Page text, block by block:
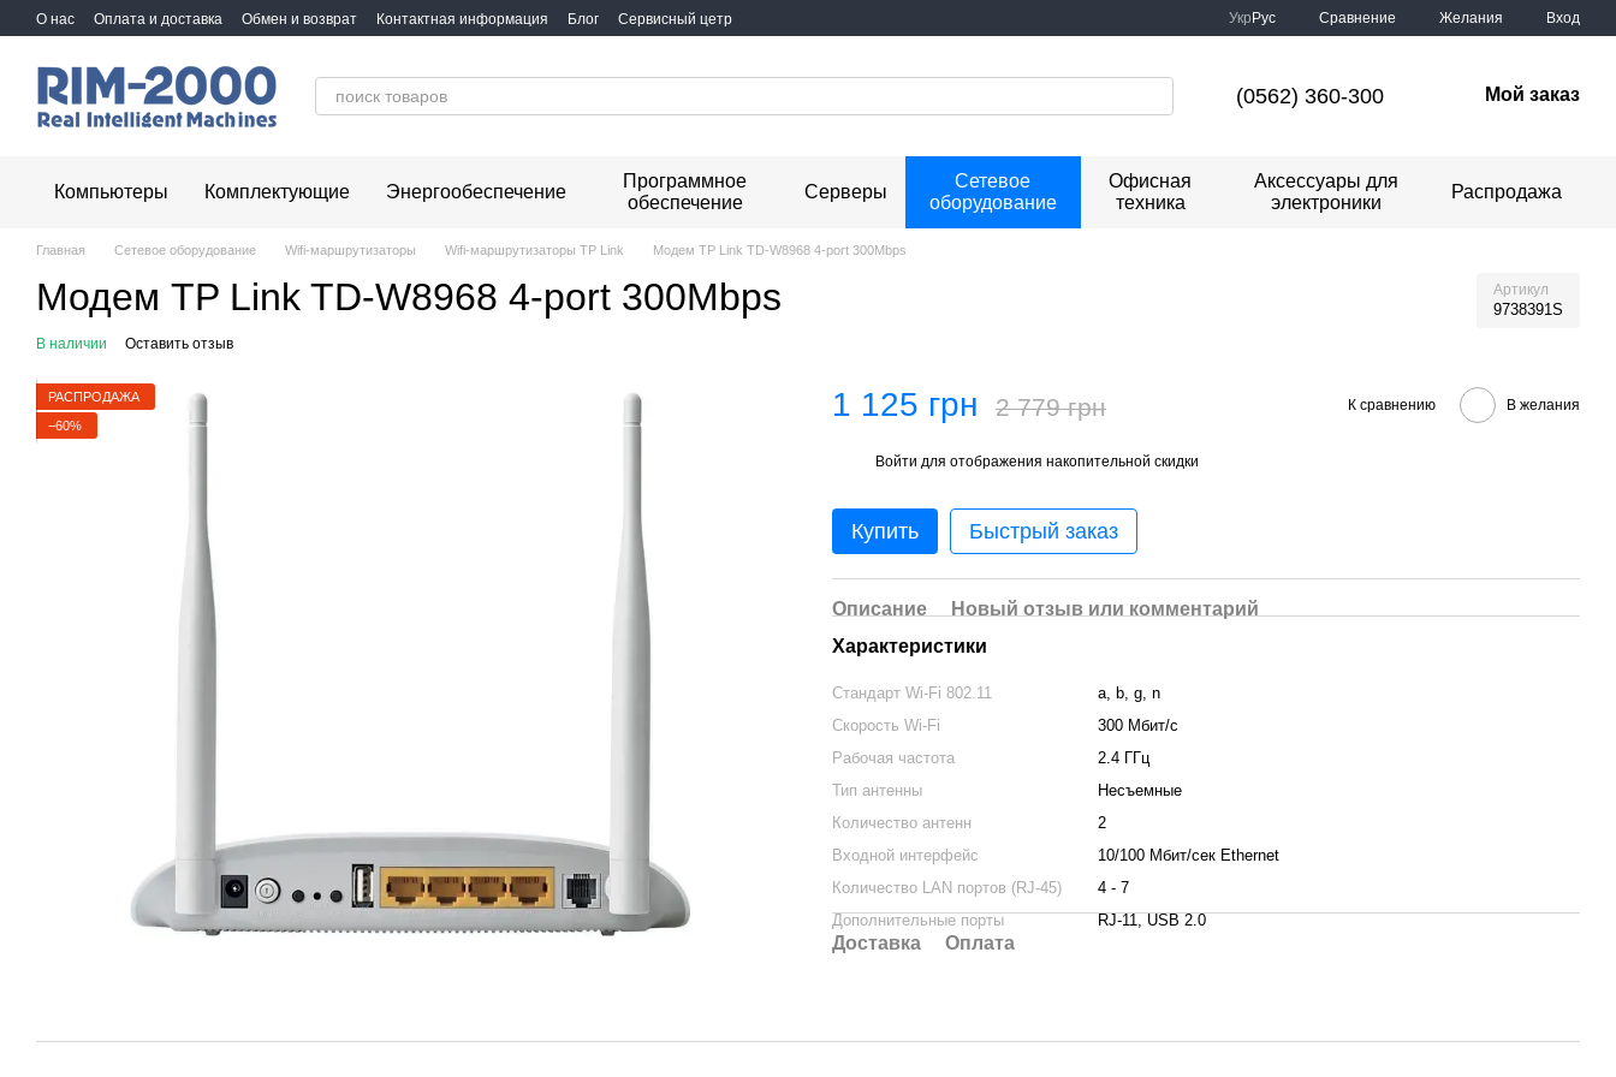
Перейти к основному контенту
О нас Оплата и доставка Обмен и возврат Контактная информация Блог Сервисный цетр Укр Рус Сравнение Желания Вход
(0562) 360-300 Мой заказ
Компьютеры Комплектующие Энергообеспечение
Программное
обеспечение
Серверы
Сетевое
оборудование
Офисная
техника
Аксессуары для
электроники
Распродажа
Главная Сетевое оборудование Wifi-маршрутизаторы Wifi-маршрутизаторы TP Link Модем TP Link TD-W8968 4-port 300Mbps
Модем TP Link TD-W8968 4-port 300Mbps Артикул
9738391S
В наличии Оставить отзыв
РАСПРОДАЖА
−60%
1 125 грн 2 779 грн К сравнению В желания
Войти для отображения накопительной скидки
Купить Быстрый заказ
Описание
Новый отзыв или комментарий
Характеристики
Стандарт Wi-Fi 802.11
a, b, g, n
Скорость Wi-Fi
300 Мбит/с
Рабочая частота
2.4 ГГц
Тип антенны
Несъемные
Количество антенн
2
Входной интерфейс
10/100 Мбит/сек Ethernet
Количество LAN портов (RJ-45)
4 - 7
Дополнительные порты
RJ-11, USB 2.0
Доставка Оплата